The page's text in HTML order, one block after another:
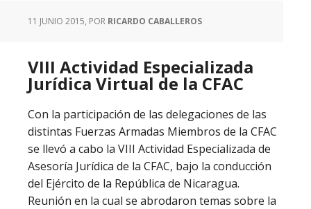
11 JUNIO 2015, POR RICARDO CABALLEROS
VIII Actividad Especializada
Jurídica Virtual de la CFAC
Con la participación de las delegaciones de las
distintas Fuerzas Armadas Miembros de la CFAC
se llevó a cabo la VIII Actividad Especializada de
Asesoría Jurídica de la CFAC, bajo la conducción
del Ejército de la República de Nicaragua.
Reunión en la cual se abrodaron temas sobre la